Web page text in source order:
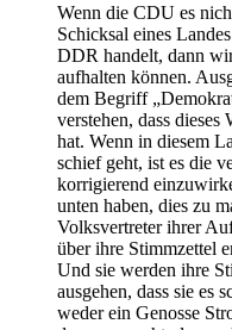
Wenn die CDU es
Schicksal eines
DDR handelt, dann
aufhalten können.
dem Begriff
verstehen, dass
hat. Wenn in diesem
schief geht, ist es die
korrigierend
unten haben, dies zu
Volksvertreter ihrer
über ihre Stimmzettel
Und sie werden ihre
ausgehen, dass sie es
weder ein Genosse